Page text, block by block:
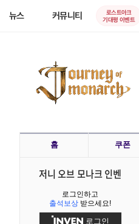
뉴스 커뮤니티
로스트아크
기대평 이벤트
홈 쿠폰
저니 오브 모나크 인벤
로그인하고
출석보상 받으세요!
로그인